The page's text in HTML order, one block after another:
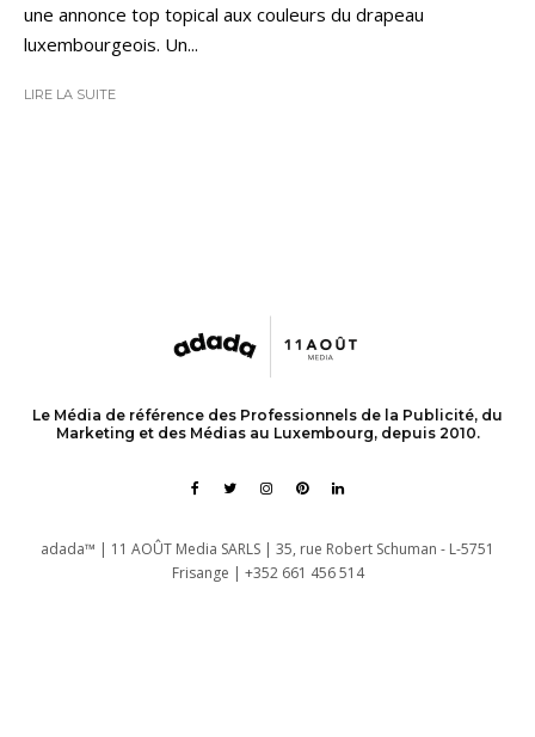
une annonce top topical aux couleurs du drapeau
luxembourgeois. Un...
LIRE LA SUITE
Le Média de référence des Professionnels de la Publicité, du
Marketing et des Médias au Luxembourg, depuis 2010.
adada™ | 11 AOÛT Media SARLS | 35, rue Robert Schuman - L-5751
Frisange | +352 661 456 514